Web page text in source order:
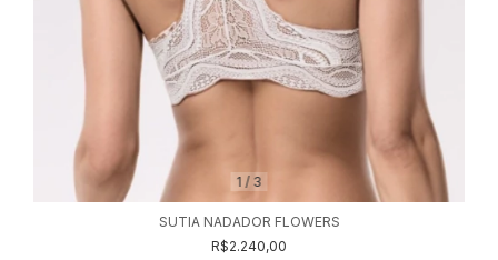
1 / 3
SUTIA NADADOR FLOWERS
R$2.240,00